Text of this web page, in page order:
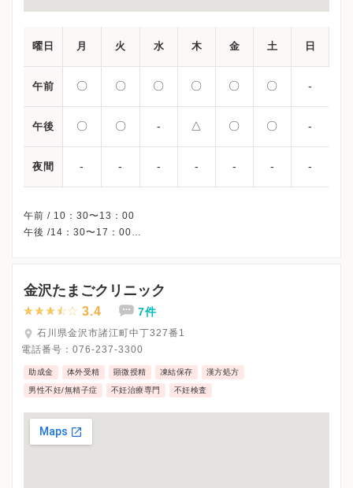
曜日 月 火 水 木 金 土 日
午前 〇 〇 〇 〇 〇 〇 -
午後 〇 〇 - △ 〇 〇 -
夜間 - - - - - - -
午前 / 10：30〜13：00
午後 /14：30〜17：00
※詳細はクリニックHPを確認、または直接お問い合わせくださ
金沢たまごクリニック
3.4 7件
石川県金沢市諸江町中丁327番1
電話番号： 076-237-3300
助成金 体外受精 顕微授精 凍結保存 漢方処方
男性不妊/無精子症 不妊治療専門 不妊検査